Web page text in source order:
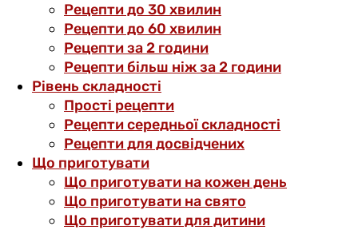
Рецепти до 30 хвилин
Рецепти до 60 хвилин
Рецепти за 2 години
Рецепти більш ніж за 2 години
Рівень складності
Прості рецепти
Рецепти середньої складності
Рецепти для досвідчених
Що приготувати
Що приготувати на кожен день
Що приготувати на свято
Що приготувати для дитини